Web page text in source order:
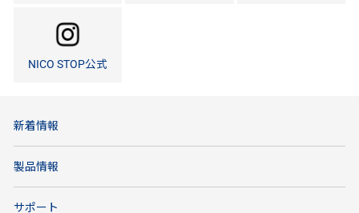
NICO STOP公式
新着情報
製品情報
サポート